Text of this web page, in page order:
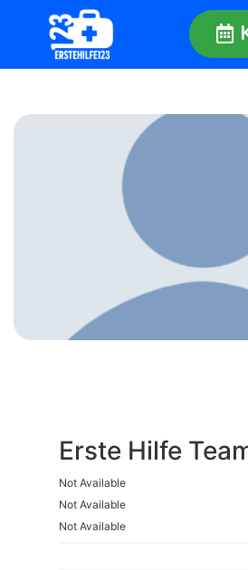
Erste Hilfe
Not Available
Not Available
Not Available